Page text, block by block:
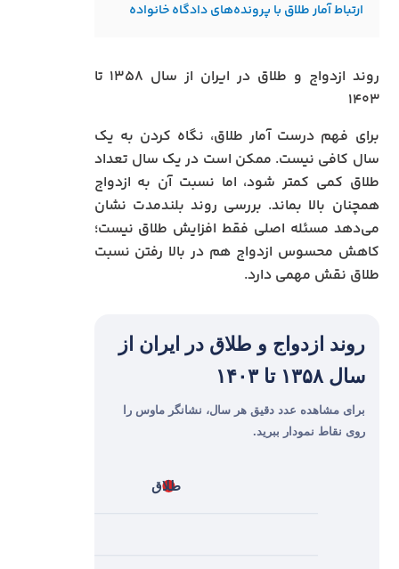
ارتباط آمار طلاق با پرونده‌های دادگاه خانواده
روند ازدواج و طلاق در ایران از سال ۱۳۵۸ تا
۱۴۰۳
برای فهم درست آمار طلاق، نگاه کردن به یک
سال کافی نیست. ممکن است در یک سال تعداد
طلاق کمی کمتر شود، اما نسبت آن به ازدواج
همچنان بالا بماند. بررسی روند بلندمدت نشان
می‌دهد مسئله اصلی فقط افزایش طلاق نیست؛
کاهش محسوس ازدواج هم در بالا رفتن نسبت
طلاق نقش مهمی دارد.
روند ازدواج و طلاق در ایران از
سال ۱۳۵۸ تا ۱۴۰۳
برای مشاهده عدد دقیق هر سال، نشانگر ماوس را
روی نقاط نمودار ببرید.
طلاق